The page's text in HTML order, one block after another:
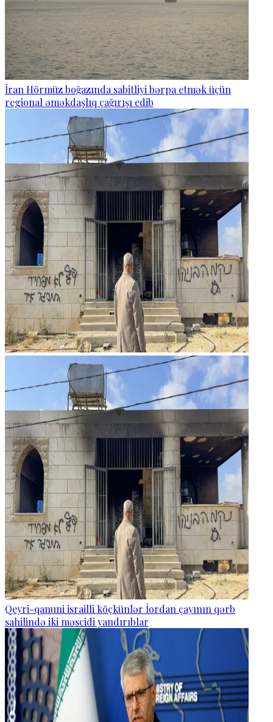
İran Hörmüz boğazında sabitliyi bərpa etmək üçün
regional əməkdaşlıq çağırışı edib
Qeyri-qanuni israilli köçkünlər İordan çayının qərb
sahilində iki məscidi yandırıblar